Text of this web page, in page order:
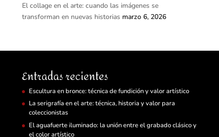
El collage en el arte: cuando las imágenes se
transforman en nuevas historias marzo 6, 2026
Entradas recientes
Escultura en bronce: técnica de fundición y valor artístico
La serigrafía en el arte: técnica, historia y valor para
coleccionistas
El aguafuerte iluminado: la unión entre el grabado clásico y
el color artístico